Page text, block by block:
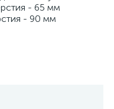
- 65 мм
- 90 мм